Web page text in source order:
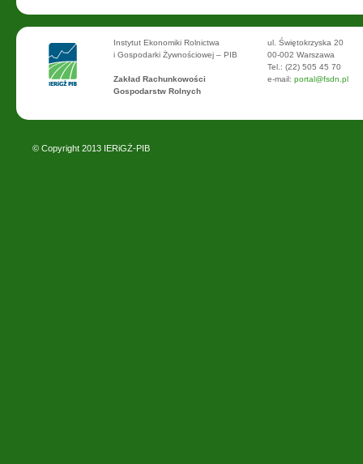
Instytut Ekonomiki Rolnictwa
i Gospodarki Żywnościowej – PIB
Zakład Rachunkowości
Gospodarstw Rolnych
ul. Świętokrzyska 20
00-002 Warszawa
Tel.: (22) 505 45 70
e-mail: portal@fsdn.pl
© Copyright 2013 IERiGŻ-PIB